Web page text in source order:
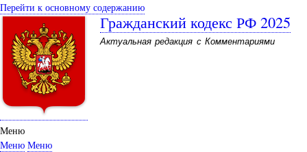
Перейти к основному содержанию
Гражданский кодекс РФ 2025
Актуальная редакция с Комментариями
Меню
Меню Меню